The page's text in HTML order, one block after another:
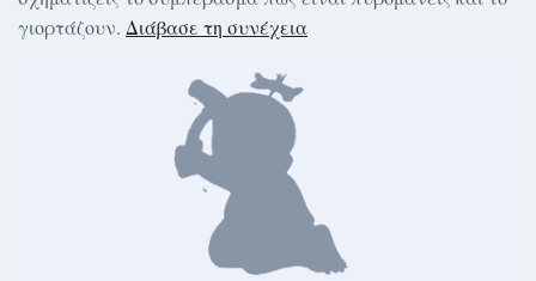
γιορτάζουν. Διάβασε τη συνέχεια